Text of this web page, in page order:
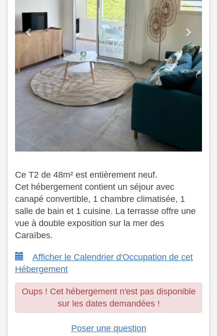
Ce T2 de 48m² est entièrement neuf.
Cet hébergement contient un séjour avec
canapé convertible, 1 chambre climatisée, 1
salle de bain et 1 cuisine. La terrasse offre une
vue à double exposition sur la mer des
Caraïbes.
Afficher le Calendrier d'Occupation de cet
Hébergement
Oups ! Cet hébergement n'est pas disponible
sur les dates demandées !
Poser une question